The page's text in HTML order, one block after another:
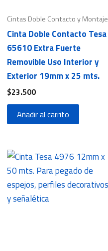
Cintas Doble Contacto y Montaje
Cinta Doble Contacto Tesa
65610 Extra Fuerte
Removible Uso Interior y
Exterior 19mm x 25 mts.
$23.500
Añadir al carrito